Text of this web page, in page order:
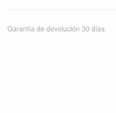
Garantía de devolución 30 días